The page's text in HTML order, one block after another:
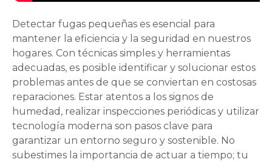
Detectar fugas pequeñas es esencial para
mantener la eficiencia y la seguridad en nuestros
hogares. Con técnicas simples y herramientas
adecuadas, es posible identificar y solucionar estos
problemas antes de que se conviertan en costosas
reparaciones. Estar atentos a los signos de
humedad, realizar inspecciones periódicas y utilizar
tecnología moderna son pasos clave para
garantizar un entorno seguro y sostenible. No
subestimes la importancia de actuar a tiempo; tu